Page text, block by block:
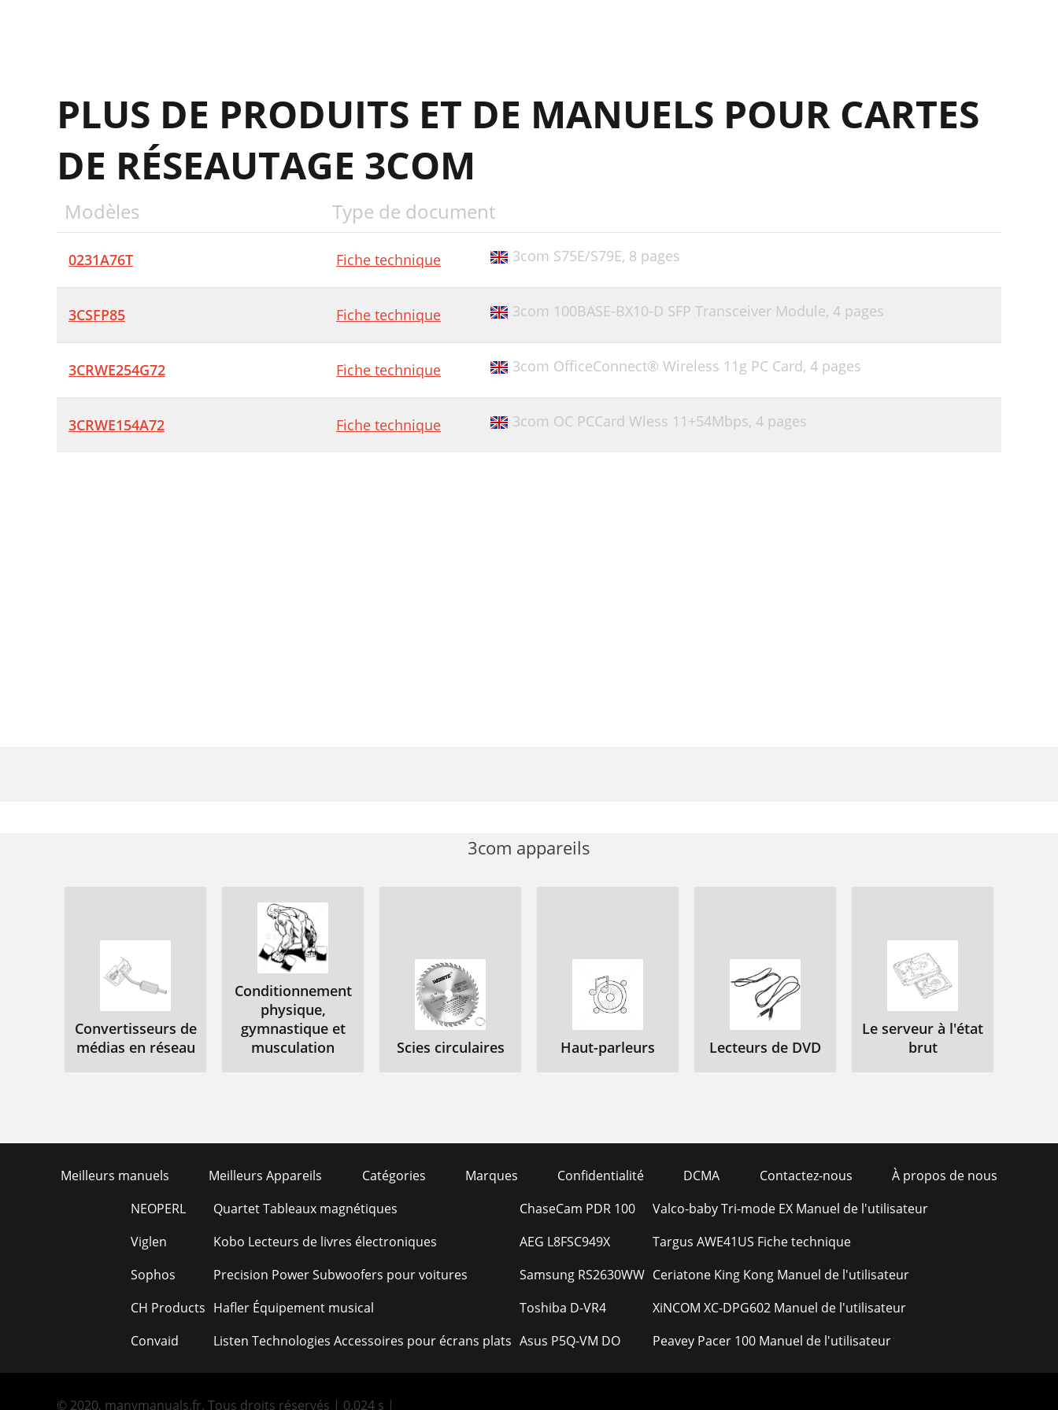
PLUS DE PRODUITS ET DE MANUELS POUR CARTES
DE RÉSEAUTAGE 3COM
Modèles Type de document
0231A76T Fiche technique 3com S75E/S79E, 8 pages
3CSFP85 Fiche technique 3com 100BASE-BX10-D SFP Transceiver Module, 4 pages
3CRWE254G72 Fiche technique 3com OfficeConnect® Wireless 11g PC Card, 4 pages
3CRWE154A72 Fiche technique 3com OC PCCard Wless 11+54Mbps, 4 pages
3com appareils
Convertisseurs de
médias en réseau
Conditionnement
physique,
gymnastique et
musculation
Scies circulaires Haut-parleurs Lecteurs de DVD
Le serveur à l'état
brut
Meilleurs manuels Meilleurs Appareils Catégories Marques Confidentialité DCMA Contactez-nous
À propos de nous
NEOPERL
Viglen
Sophos
CH Products
Convaid
Quartet Tableaux magnétiques
Kobo Lecteurs de livres électroniques
Precision Power Subwoofers pour voitures
Hafler Équipement musical
Listen Technologies Accessoires pour écrans plats
ChaseCam PDR 100
AEG L8FSC949X
Samsung RS2630WW
Toshiba D-VR4
Asus P5Q-VM DO
Valco-baby Tri-mode EX Manuel de l'utilisateur
Targus AWE41US Fiche technique
Ceriatone King Kong Manuel de l'utilisateur
XiNCOM XC-DPG602 Manuel de l'utilisateur
Peavey Pacer 100 Manuel de l'utilisateur
© 2020, manymanuals.fr. Tous droits réservés | 0.024 s |